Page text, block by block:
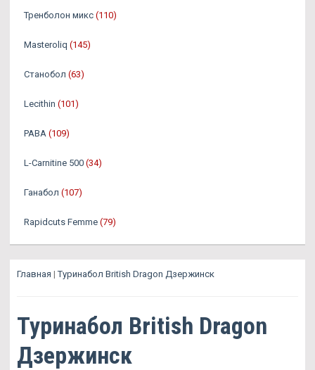
Тренболон микс (110)
Masteroliq (145)
Станобол (63)
Lecithin (101)
PABA (109)
L-Carnitine 500 (34)
Ганабол (107)
Rapidcuts Femme (79)
Главная |Туринабол British Dragon Дзержинск
Туринабол British Dragon
Дзержинск